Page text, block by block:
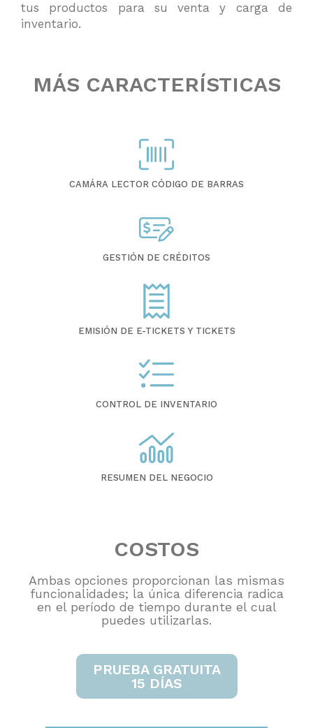
tus productos para su venta y carga de
inventario.
MÁS CARACTERÍSTICAS
CAMÁRA LECTOR CÓDIGO DE BARRAS
GESTIÓN DE CRÉDITOS
EMISIÓN DE E-TICKETS Y TICKETS
CONTROL DE INVENTARIO
RESUMEN DEL NEGOCIO
COSTOS
Ambas opciones proporcionan las mismas
funcionalidades; la única diferencia radica
en el período de tiempo durante el cual
puedes utilizarlas.
PRUEBA GRATUITA
15 DÍAS